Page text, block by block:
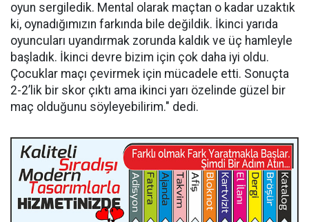
oyun sergiledik. Mental olarak maçtan o kadar uzaktık
ki, oynadığımızın farkında bile değildik. İkinci yarıda
oyuncuları uyandırmak zorunda kaldık ve üç hamleyle
başladık. İkinci devre bizim için çok daha iyi oldu.
Çocuklar maçı çevirmek için mücadele etti. Sonuçta
2-2’lik bir skor çıktı ama ikinci yarı özelinde güzel bir
maç olduğunu söyleyebilirim." dedi.